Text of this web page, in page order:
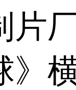
片
》